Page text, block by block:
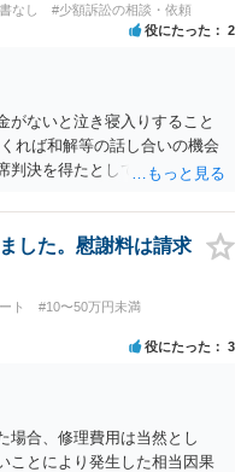
なし #少額訴訟の相談・依頼
役にたった 2
がないと泣き寝入りすること
れば和解等の話し合いの機会
判決を得たとしても、執行段
容等によりますので一概には
くなってしまう可能性もある
リスクはあるでしょう。 ＞相
罪にはならないんですか？ ＞
かいてもそれだけだと警察
対して虚偽の事実を述べて借
の被害者が他にもいること
です。
した。慰謝料は請求
ト
#10〜50万円未満
役にたった 3
場合、修理費用は当然とし
ことにより発生した相当因果